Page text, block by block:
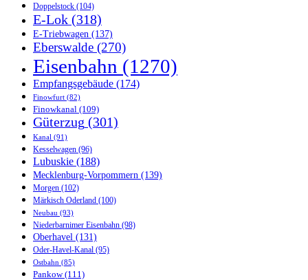
Doppelstock (104)
E-Lok (318)
E-Triebwagen (137)
Eberswalde (270)
Eisenbahn (1270)
Empfangsgebäude (174)
Finowfurt (82)
Finowkanal (109)
Güterzug (301)
Kanal (91)
Kesselwagen (96)
Lubuskie (188)
Mecklenburg-Vorpommern (139)
Morgen (102)
Märkisch Oderland (100)
Neubau (93)
Niederbarnimer Eisenbahn (98)
Oberhavel (131)
Oder-Havel-Kanal (95)
Ostbahn (85)
Pankow(111)